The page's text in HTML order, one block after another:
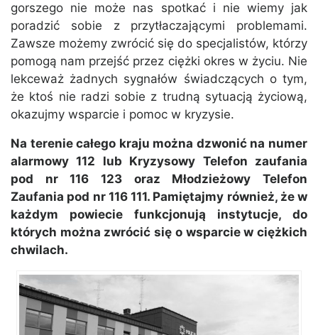
gorszego nie może nas spotkać i nie wiemy jak
poradzić sobie z przytłaczającymi problemami.
Zawsze możemy zwrócić się do specjalistów, którzy
pomogą nam przejść przez ciężki okres w życiu. Nie
lekceważ żadnych sygnałów świadczących o tym,
że ktoś nie radzi sobie z trudną sytuacją życiową,
okazujmy wsparcie i pomoc w kryzysie.
Na terenie całego kraju można dzwonić na numer
alarmowy 112 lub Kryzysowy Telefon zaufania
pod nr 116 123 oraz Młodzieżowy Telefon
Zaufania pod nr 116 111. Pamiętajmy również, że w
każdym powiecie funkcjonują instytucje, do
których można zwrócić się o wsparcie w ciężkich
chwilach.